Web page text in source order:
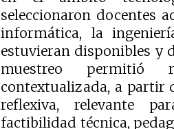
seleccionaron docentes
informática, la
estuvieran disponibles y
muestreo permitió
contextualizada, a partir
reflexiva, relevante
factibilidad técnica,